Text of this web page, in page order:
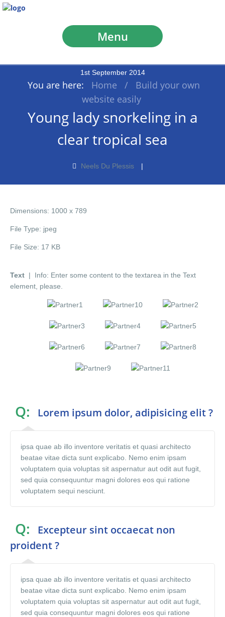
Menu
1st September 2014
You are here: Home /
Build your own
website easily
Young lady snorkeling in a
clear tropical sea
Neels Du Plessis
Dimensions: 1000 x 789
File Type: jpeg
File Size: 17 KB
Text | Info: Enter some content to the textarea in the Text
element, please.
Q: Lorem ipsum dolor, adipisicing elit ?
ipsa quae ab illo inventore veritatis et quasi architecto
beatae vitae dicta sunt explicabo. Nemo enim ipsam
voluptatem quia voluptas sit aspernatur aut odit aut fugit,
sed quia consequuntur magni dolores eos qui ratione
voluptatem sequi nesciunt.
Q:
Excepteur sint occaecat non
proident ?
ipsa quae ab illo inventore veritatis et quasi architecto
beatae vitae dicta sunt explicabo. Nemo enim ipsam
voluptatem quia voluptas sit aspernatur aut odit aut fugit,
sed quia consequuntur magni dolores eos qui ratione